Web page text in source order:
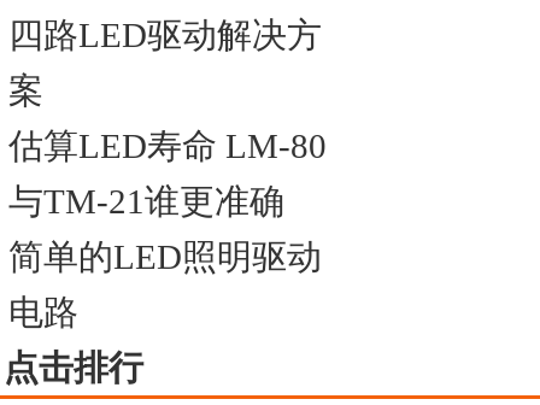
四路LED驱动解决方
案
估算LED寿命 LM-80
与TM-21谁更准确
简单的LED照明驱动
电路
点击排行